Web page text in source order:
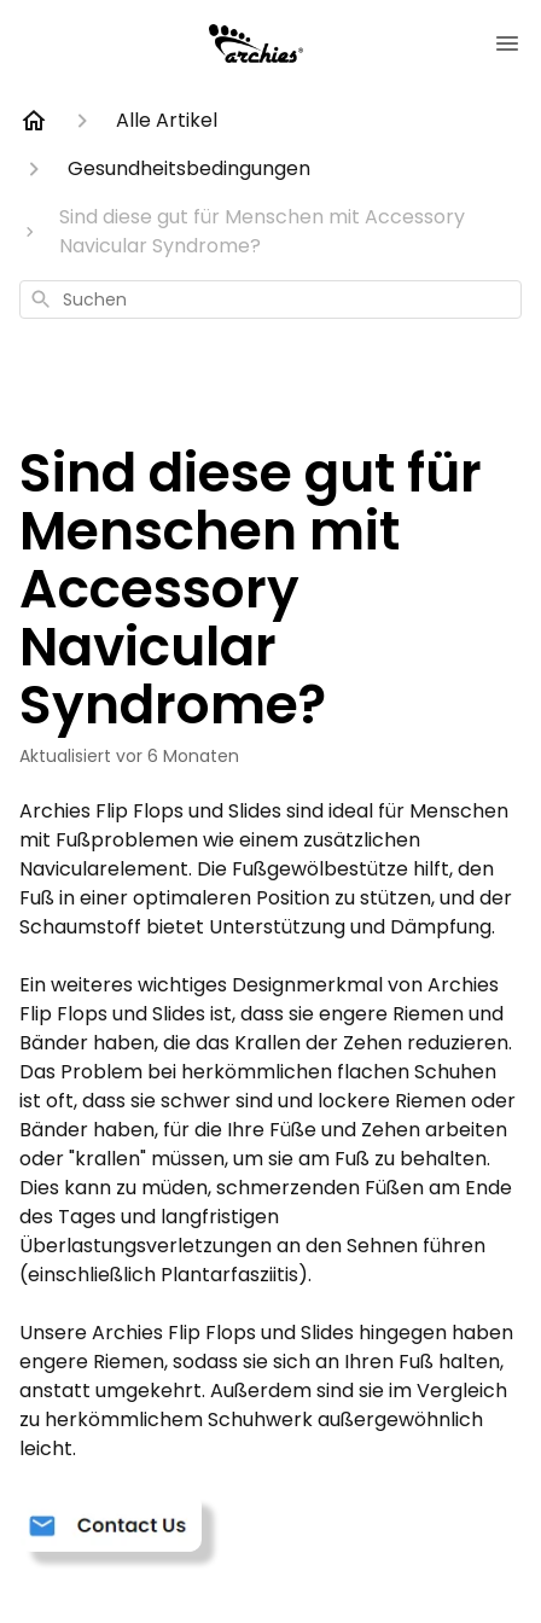
Alle Artikel
Gesundheitsbedingungen
Sind diese gut für Menschen mit Accessory
Navicular Syndrome?
Suchen
Sind diese gut für
Menschen mit
Accessory
Navicular
Syndrome?
Aktualisiert vor 6 Monaten
Archies Flip Flops und Slides sind ideal für Menschen
mit Fußproblemen wie einem zusätzlichen
Navicularelement. Die Fußgewölbestütze hilft, den
Fuß in einer optimaleren Position zu stützen, und der
Schaumstoff bietet Unterstützung und Dämpfung.
Ein weiteres wichtiges Designmerkmal von Archies
Flip Flops und Slides ist, dass sie engere Riemen und
Bänder haben, die das Krallen der Zehen reduzieren.
Das Problem bei herkömmlichen flachen Schuhen
ist oft, dass sie schwer sind und lockere Riemen oder
Bänder haben, für die Ihre Füße und Zehen arbeiten
oder "krallen" müssen, um sie am Fuß zu behalten.
Dies kann zu müden, schmerzenden Füßen am Ende
des Tages und langfristigen
Überlastungsverletzungen an den Sehnen führen
(einschließlich Plantarfasziitis).
Unsere Archies Flip Flops und Slides hingegen haben
engere Riemen, sodass sie sich an Ihren Fuß halten,
anstatt umgekehrt. Außerdem sind sie im Vergleich
zu herkömmlichem Schuhwerk außergewöhnlich
leicht.